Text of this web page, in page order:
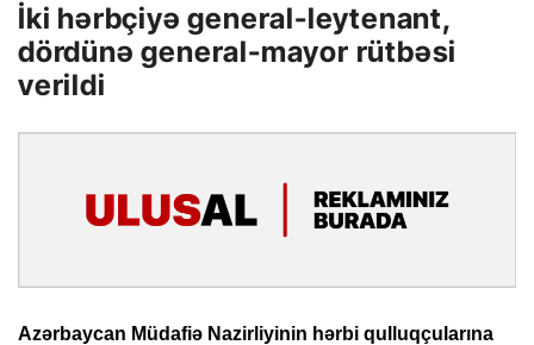
İki hərbçiyə general-leytenant,
dördünə general-mayor rütbəsi
verildi
Azərbaycan Müdafiə Nazirliyinin hərbi qulluqçularına